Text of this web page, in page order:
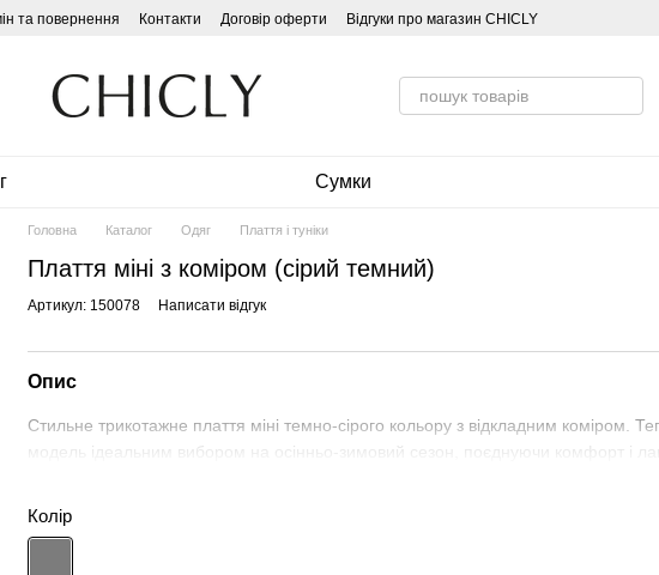
та повернення Контакти Договір оферти Відгуки про магазин CHICLY
Сумки
Головна Каталог Одяг Плаття і туніки
Плаття міні з коміром (сірий темний)
Артикул: 150078 Написати відгук
Опис
Стильне трикотажне плаття міні темно-сірого кольору з відкладним коміром.
модель ідеальним вибором на осінньо-зимовий сезон, поєднуючи комфорт і
Колір